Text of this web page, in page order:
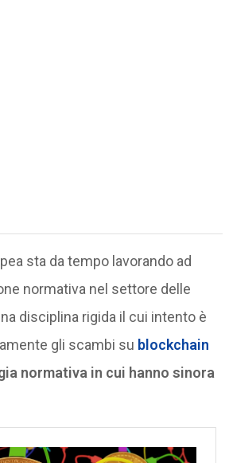
sta da tempo lavorando ad
normativa nel settore delle
disciplina rigida il cui intento è
gli scambi su blockchain
normativa in cui hanno sinora